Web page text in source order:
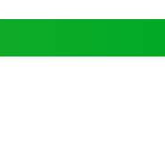
Pelayaran